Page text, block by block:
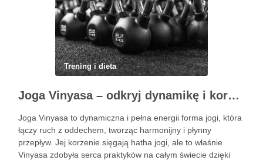
Trening i dieta
Joga Vinyasa – odkryj dynamikę i korzyści tej praktyki
Joga Vinyasa to dynamiczna i pełna energii forma jogi, która
łączy ruch z oddechem, tworząc harmonijny i płynny
przepływ. Jej korzenie sięgają hatha jogi, ale to właśnie
Vinyasa zdobyła serca praktyków na całym świecie dzięki